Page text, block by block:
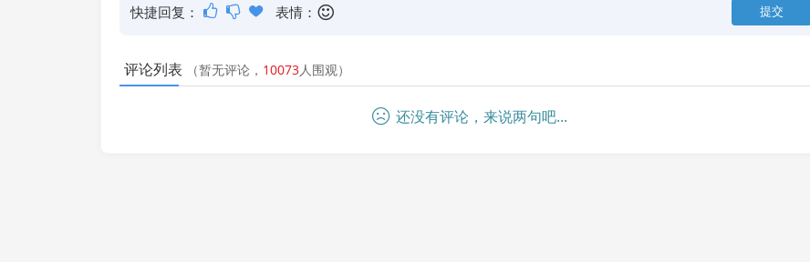
快捷回复： 表情：
评论列表 （暂无评论， 10073人围观）
还没有评论，来说两句吧...